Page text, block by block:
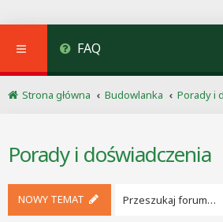
FAQ
Strona główna Budowlanka
Porady i
Porady i doświadczenia
NOWY TEMAT